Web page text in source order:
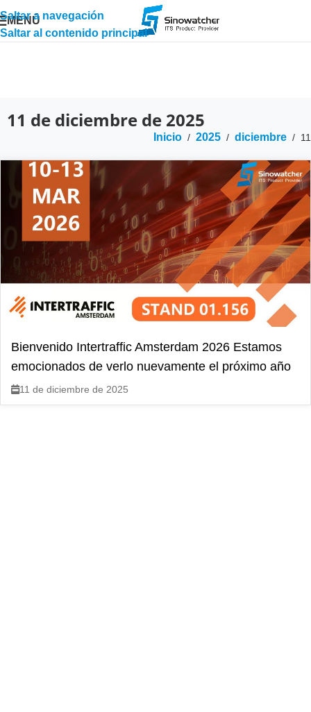
Saltar a navegación
Saltar al contenido principal
MENÚ
11 de diciembre de 2025
Inicio / 2025 / diciembre / 11
Bienvenido Intertraffic Amsterdam 2026 Estamos
emocionados de verlo nuevamente el próximo año
11 de diciembre de 2025